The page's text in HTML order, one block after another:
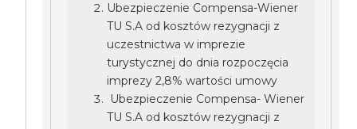
Ubezpieczenie Compensa-Wiener
TU S.A od kosztów rezygnacji z
uczestnictwa w imprezie
turystycznej do dnia rozpoczęcia
imprezy 2,8% wartości umowy
Ubezpieczenie Compensa- Wiener
TU S.A od kosztów rezygnacji z